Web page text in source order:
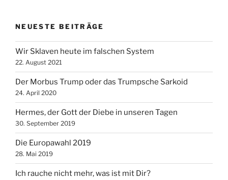
NEUESTE BEITRÄGE
Wir Sklaven heute im falschen System
22. August 2021
Der Morbus Trump oder das Trumpsche Sarkoid
24. April 2020
Hermes, der Gott der Diebe in unseren Tagen
30. September 2019
Die Europawahl 2019
28. Mai 2019
Ich rauche nicht mehr, was ist mit Dir?